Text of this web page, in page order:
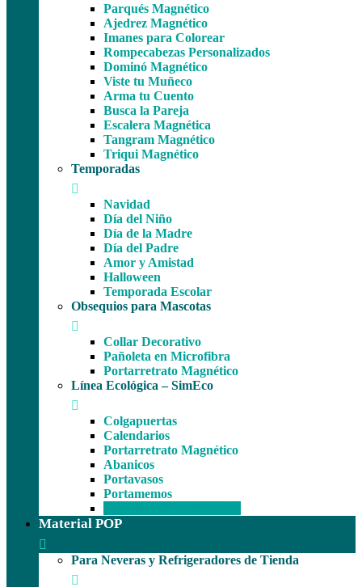
Parqués Magnético
Ajedrez Magnético
Imanes para Colorear
Rompecabezas Personalizados
Dominó Magnético
Viste tu Muñeco
Arma tu Cuento
Busca la Pareja
Escalera Magnética
Tangram Magnético
Triqui Magnético
Temporadas
Navidad
Día del Niño
Día de la Madre
Día del Padre
Amor y Amistad
Halloween
Temporada Escolar
Obsequios para Mascotas
Collar Decorativo
Pañoleta en Microfibra
Portarretrato Magnético
Línea Ecológica – SimEco
Colgapuertas
Calendarios
Portarretrato Magnético
Abanicos
Portavasos
Portamemos
Material POP
Para Neveras y Refrigeradores de Tienda